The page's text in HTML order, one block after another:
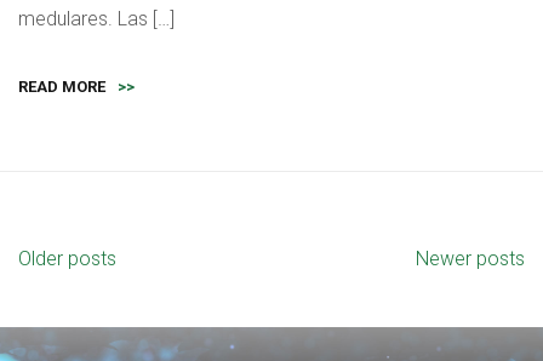
medulares. Las […]
READ MORE >>
Older posts Newer posts